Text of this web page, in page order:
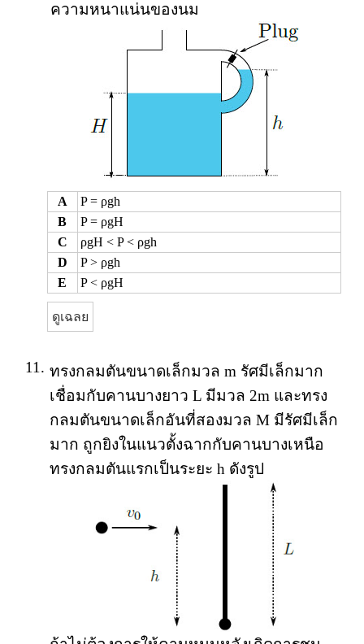
ความหนาแน่นของนม
A
P = ρgh
B
P = ρgH
C
ρgH < P < ρgh
D
P > ρgh
E
P < ρgH
ดูเฉลย
11. ทรงกลมตันขนาดเล็กมวล m รัศมีเล็กมาก
เชื่อมกับคานบางยาว L มีมวล 2m และทรง
กลมตันขนาดเล็กอันที่สองมวล M มีรัศมีเล็ก
มาก ถูกยิงในแนวตั้งฉากกับคานบางเหนือ
ทรงกลมตันแรกเป็นระยะ h ดังรูป